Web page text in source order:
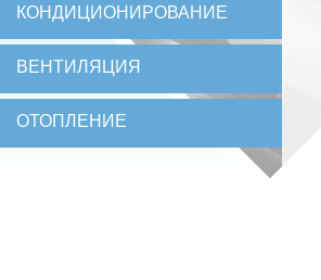
КОНДИЦИОНИРОВАНИЕ
ВЕНТИЛЯЦИЯ
ОТОПЛЕНИЕ